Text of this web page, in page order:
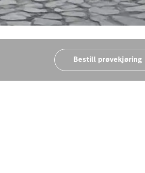
Bestill prøvekjøring